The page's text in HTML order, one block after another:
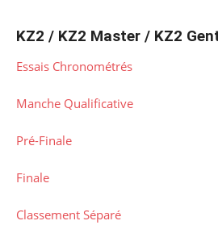
KZ2 / KZ2 Master / KZ2
Essais Chronométrés
Manche Qualificative
Pré-Finale
Finale
Classement Séparé